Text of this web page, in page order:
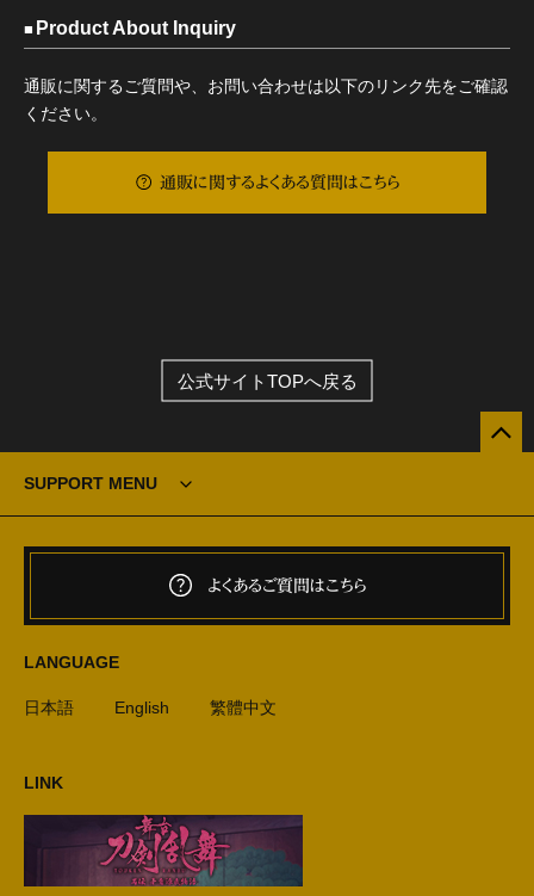
Product About Inquiry
通販に関するご質問や、お問い合わせは以下のリンク先をご確認
ください。
通販に関するよくある質問はこちら
公式サイトTOPへ戻る
SUPPORT MENU
よくあるご質問はこちら
LANGUAGE
日本語 English 繁體中文
LINK